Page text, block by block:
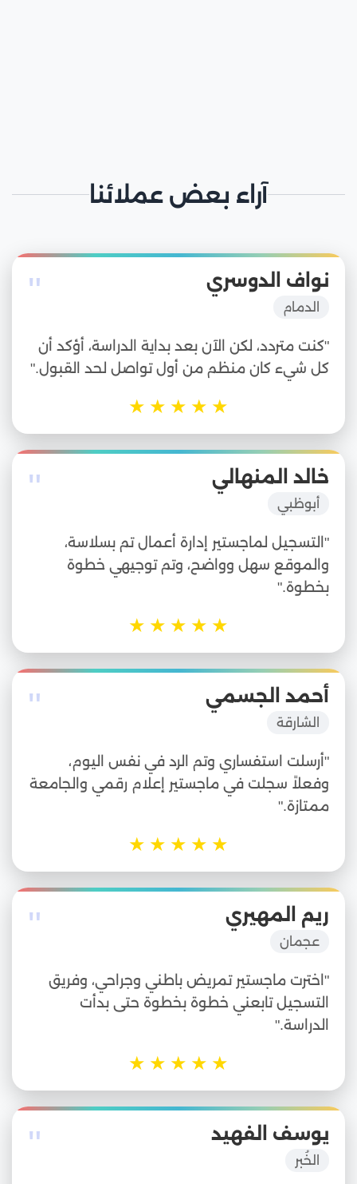
آراء بعض عملائنا
" نواف الدوسري
الدمام
"كنت متردد، لكن الآن بعد بداية الدراسة، أؤكد أن
كل شيء كان منظم من أول تواصل لحد القبول."
★
★
★
★
★
" خالد المنهالي
أبوظبي
"التسجيل لماجستير إدارة أعمال تم بسلاسة،
والموقع سهل وواضح، وتم توجيهي خطوة
بخطوة."
★
★
★
★
★
" أحمد الجسمي
الشارقة
"أرسلت استفساري وتم الرد في نفس اليوم،
وفعلاً سجلت في ماجستير إعلام رقمي والجامعة
ممتازة."
★
★
★
★
★
" ريم المهيري
عجمان
"اخترت ماجستير تمريض باطني وجراحي، وفريق
التسجيل تابعني خطوة بخطوة حتى بدأت
الدراسة."
★
★
★
★
★
" يوسف الفهيد
الخُبر